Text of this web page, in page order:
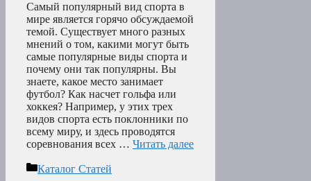
Самый популярный вид спорта в
мире является горячо обсуждаемой
темой. Существует много разных
мнений о том, какими могут быть
самые популярные виды спорта и
почему они так популярны. Вы
знаете, какое место занимает
футбол? Как насчет гольфа или
хоккея? Например, у этих трех
видов спорта есть поклонники по
всему миру, и здесь проводятся
соревнования всех … Читать далее
Рубрики
Каталог Статей